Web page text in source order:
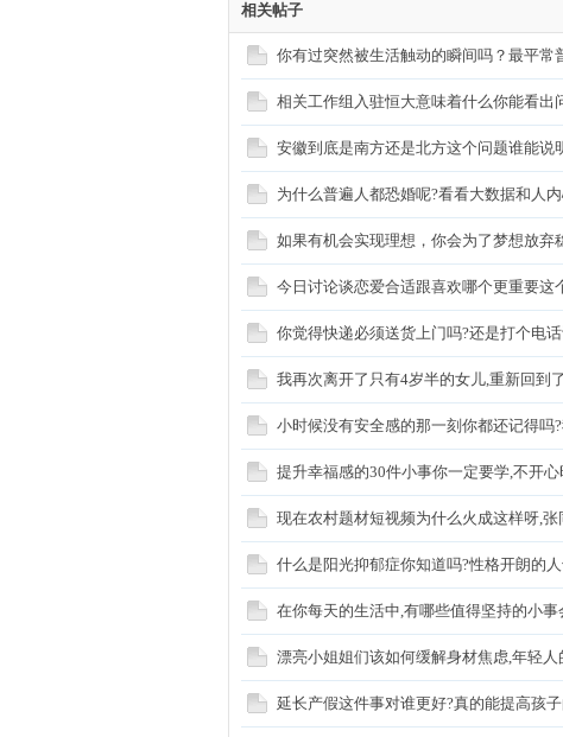
丁
购
论
›
相关帖子
你有过突然被生活触动的瞬间吗？最平常
相关工作组入驻恒大意味着什么你能看出
安徽到底是南方还是北方这个问题谁能说
为什么普遍人都恐婚呢?看看大数据和人
如果有机会实现理想，你会为了梦想放弃
今日讨论谈恋爱合适跟喜欢哪个更重要这
你觉得快递必须送货上门吗?还是打个电
我再次离开了只有4岁半的女儿,重新回到
小时候没有安全感的那一刻你都还记得吗
提升幸福感的30件小事你一定要学,不开
现在农村题材短视频为什么火成这样呀,张
什么是阳光抑郁症你知道吗?性格开朗的
在你每天的生活中,有哪些值得坚持的小
漂亮小姐姐们该如何缓解身材焦虑,年轻
延长产假这件事对谁更好?真的能提高孩